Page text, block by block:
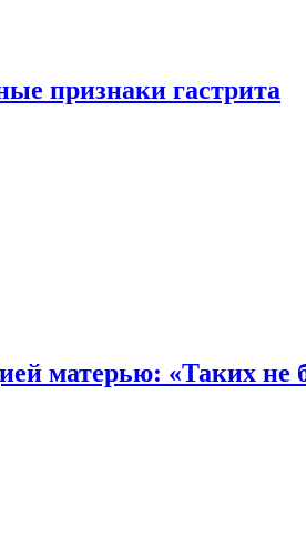
признаки гастрита
матерью: «Таких не